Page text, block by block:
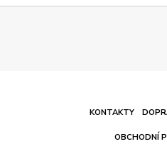
KONTAKTY
OBCHODNÍ